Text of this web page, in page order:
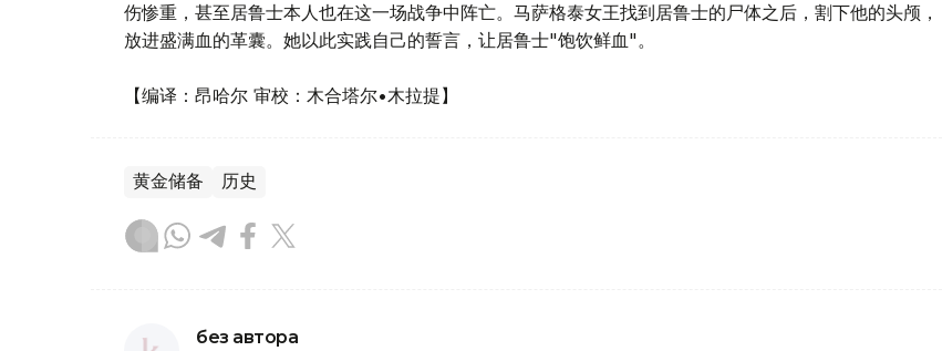
伤惨重，甚至居鲁士本人也在这一场战争中阵亡。马萨格泰女王找到居鲁士的尸体之后，割下他的头颅，
放进盛满血的革囊。她以此实践自己的誓言，让居鲁士"饱饮鲜血"。
【编译：昂哈尔 审校：木合塔尔•木拉提】
黄金储备 历史
без автора